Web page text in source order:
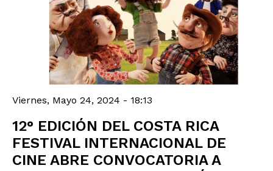
Viernes, Mayo 24, 2024 - 18:13
12° EDICIÓN DEL COSTA RICA
FESTIVAL INTERNACIONAL DE
CINE ABRE CONVOCATORIA A